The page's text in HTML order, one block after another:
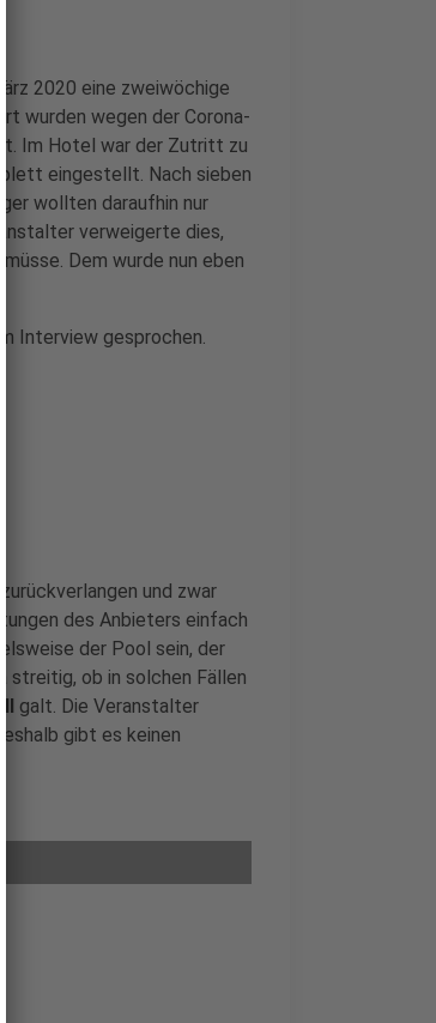
2020 eine zweiwöchige
wurden wegen der Corona-
Im Hotel war der Zutritt zu
eingestellt. Nach sieben
wollten daraufhin nur
verweigerte dies,
Dem wurde nun eben
im Interview gesprochen.
und zwar
des Anbieters einfach
der Pool sein, der
streitig, ob in solchen Fällen
galt. Die Veranstalter
gibt es keinen